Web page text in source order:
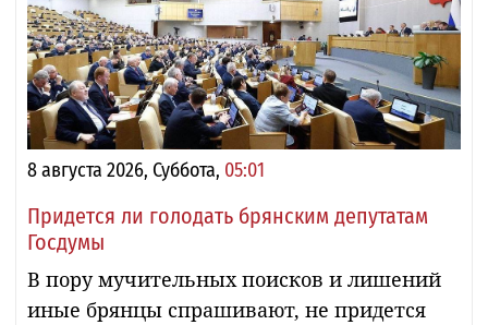
8 августа 2026, Суббота, 05:01
Придется ли голодать брянским депутатам
Госдумы
В пору мучительных поисков и лишений
иные брянцы спрашивают, не придется